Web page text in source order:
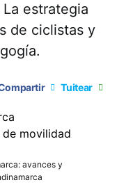
estrategia
de ciclistas y
Tuitear
avances y